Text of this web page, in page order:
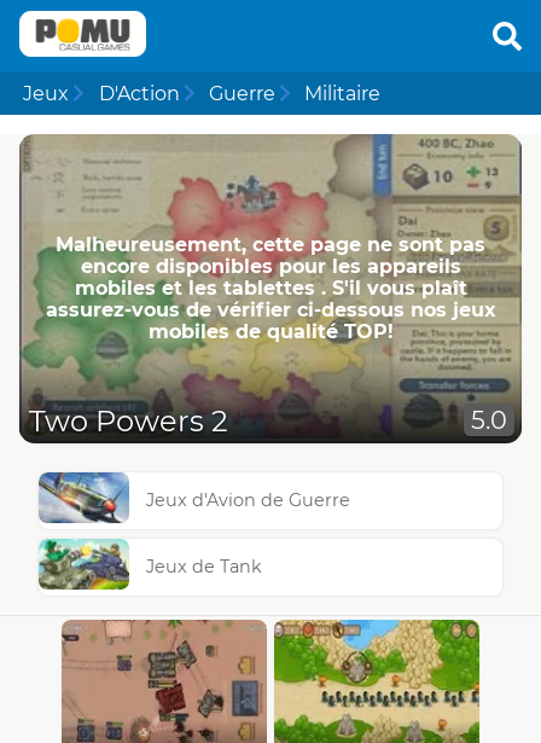
Jeux D'Action Guerre Militaire
Malheureusement, cette page ne ​​sont pas
encore disponibles pour les appareils
mobiles et les tablettes . S'il vous plaît
assurez-vous de vérifier ci-dessous nos jeux
mobiles de qualité TOP!
Two Powers 2 5.0
Jeux d'Avion de Guerre
Jeux de Tank